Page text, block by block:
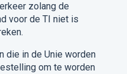
zolang de
voor de TI niet is
die in de Unie worden
om te worden